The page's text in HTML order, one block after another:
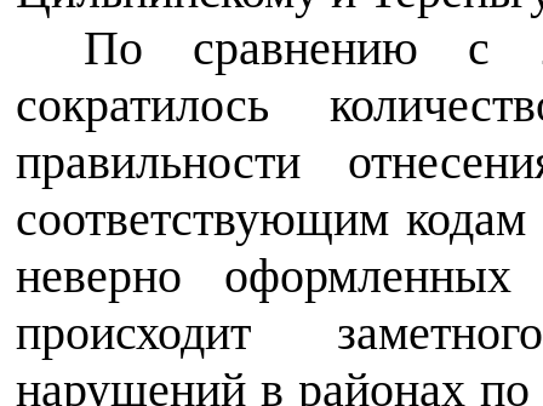
По сравнению с
сократилось
правильности
соответствующим
неверно
происходит
нарушений в районах